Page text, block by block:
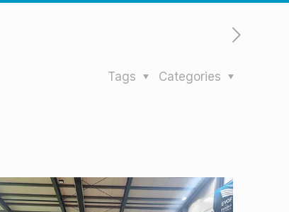
Categories
Tags